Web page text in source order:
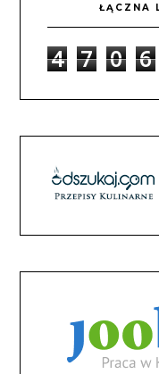
ŁĄCZNA
4 7 0 6